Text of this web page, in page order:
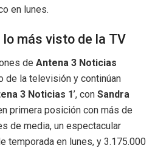
en lunes.
más visto de la TV
de Antena 3 Noticias
de la televisión y continúan
3 Noticias 1’, con Sandra
primera posición con más de
de media, un espectacular
temporada en lunes, y 3.175.000